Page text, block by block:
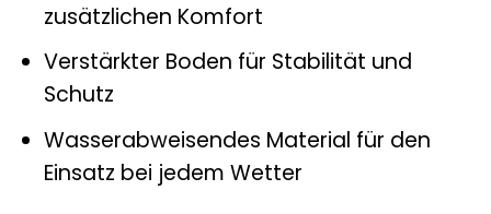
zusätzlichen Komfort
Verstärkter Boden für Stabilität und
Schutz
Wasserabweisendes Material für den
Einsatz bei jedem Wetter